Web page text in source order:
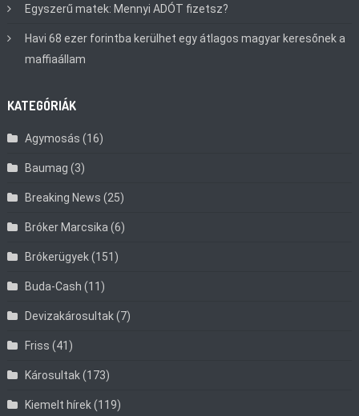
Egyszerű matek: Mennyi ADÓT fizetsz?
Havi 68 ezer forintba kerülhet egy átlagos magyar keresőnek a
maffiaállam
KATEGÓRIÁK
Agymosás (16)
Baumag (3)
Breaking News (25)
Bróker Marcsika(6)
Brókerügyek(151)
Buda-Cash (11)
Devizakárosultak(7)
Friss (41)
Károsultak(173)
Kiemelt hírek(119)